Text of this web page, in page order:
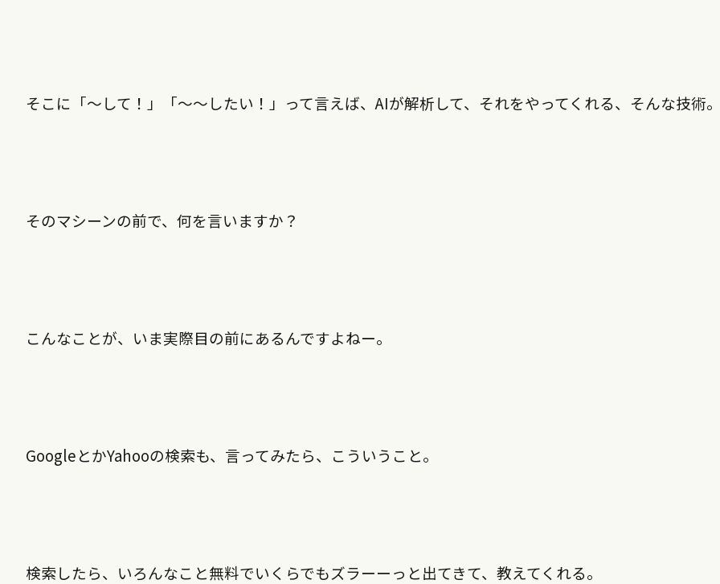
そこに「～して！」「～～したい！」って言えば、AIが解析して、それをやってくれる、そんな技術
そのマシーンの前で、何を言いますか？
こんなことが、いま実際目の前にあるんですよねー。
GoogleとかYahooの検索も、言ってみたら、こういうこと。
検索したら、いろんなこと無料でいくらでもズラーーっと出てきて、教えてくれる。